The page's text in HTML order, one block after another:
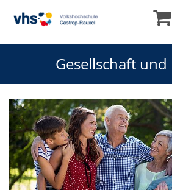
Gesellschaft und